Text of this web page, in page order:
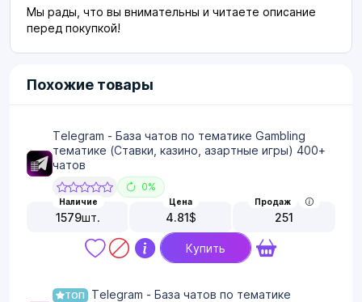
Мы рады, что вы внимательны и читаете описание
перед покупкой!
Похожие товары
Telegram - База чатов по тематике Gambling
тематике (Ставки, казино, азартные игры) 400+
чатов
0%
Наличие
1579шт.
Цена
4.81$
Продаж
251
Купить
ТОП
Telegram - База чатов по тематике